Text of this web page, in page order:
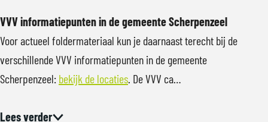
VVV informatiepunten in de gemeente Scherpenzeel
Voor actueel foldermateriaal kun je daarnaast terecht bij de
verschillende VVV informatiepunten in de gemeente
Scherpenzeel: bekijk de locaties. De VVV ca…
Lees verder